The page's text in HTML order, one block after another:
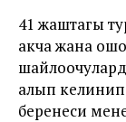
41 жаштагы
акча жана
алып
беренеси